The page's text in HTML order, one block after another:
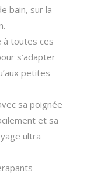
bain, sur la
à toutes ces
s’adapter
petites
sa poignée
et sa
ultra